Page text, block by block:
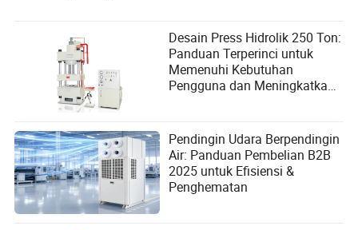
Desain Press Hidrolik 250 Ton:
Panduan Terperinci untuk
Memenuhi Kebutuhan
Pengguna dan Meningkatkan
Pendingin Udara Berpendingin
Air: Panduan Pembelian B2B
2025 untuk Efisiensi &
Penghematan